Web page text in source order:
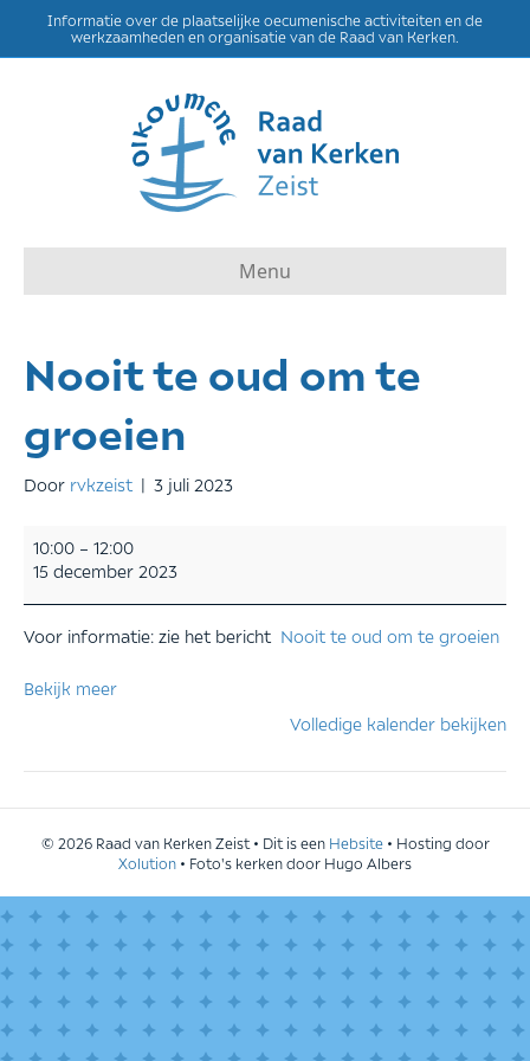
Informatie over de plaatselijke oecumenische activiteiten en de
werkzaamheden en organisatie van de Raad van Kerken.
Menu
Nooit te oud om te
groeien
Door rvkzeist | 3 juli 2023
te
oud
om
te
10:00 – 12:00
15 december 2023
Voor informatie: zie het bericht Nooit te oud om te groeien
Bekijk meer
Volledige kalender bekijken
© 2026 Raad van Kerken Zeist • Dit is een Hebsite• Hosting door
Xolution • Foto's kerken door Hugo Albers